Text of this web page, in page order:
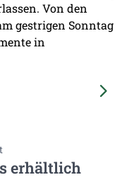
Von den
gestrigen Sonntag
in
erhältlich